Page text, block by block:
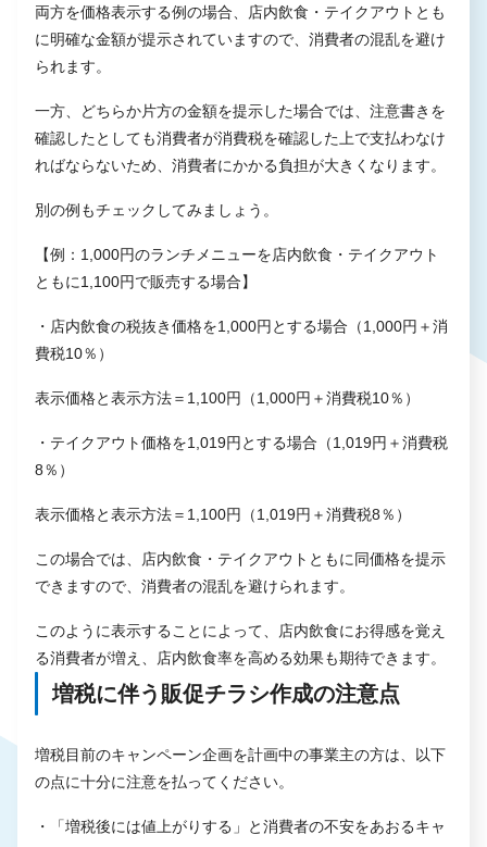
両方を価格表示する例の場合、店内飲食・テイクアウトとも
に明確な金額が提示されていますので、消費者の混乱を避け
られます。
一方、どちらか片方の金額を提示した場合では、注意書きを
確認したとしても消費者が消費税を確認した上で支払わなけ
ればならないため、消費者にかかる負担が大きくなります。
別の例もチェックしてみましょう。
【例：1,000円のランチメニューを店内飲食・テイクアウト
ともに1,100円で販売する場合】
・店内飲食の税抜き価格を1,000円とする場合（1,000円＋消
費税10％）
表示価格と表示方法＝1,100円（1,000円＋消費税10％）
・テイクアウト価格を1,019円とする場合（1,019円＋消費税
8％）
表示価格と表示方法＝1,100円（1,019円＋消費税8％）
この場合では、店内飲食・テイクアウトともに同価格を提示
できますので、消費者の混乱を避けられます。
このように表示することによって、店内飲食にお得感を覚え
る消費者が増え、店内飲食率を高める効果も期待できます。
増税に伴う販促チラシ作成の注意点
増税目前のキャンペーン企画を計画中の事業主の方は、以下
の点に十分に注意を払ってください。
・「増税後には値上がりする」と消費者の不安をあおるキャ